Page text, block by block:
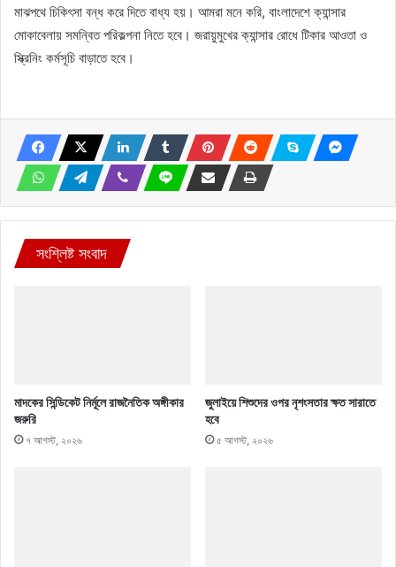
মাঝপথে চিকিৎসা বন্ধ করে দিতে বাধ্য হয়। আমরা মনে করি, বাংলাদেশে ক্যান্সার
মোকাবেলায় সমন্বিত পরিকল্পনা নিতে হবে। জরায়ুমুখের ক্যান্সার রোধে টিকার আওতা ও
স্ক্রিনিং কর্মসূচি বাড়াতে হবে।
সংশ্লিষ্ট সংবাদ
মাদকের সিন্ডিকেট নির্মূলে রাজনৈতিক অঙ্গীকার
জরুরি
৭ আগস্ট, ২০২৬
জুলাইয়ে শিশুদের ওপর নৃশংসতার ক্ষত সারাতে
হবে
৫ আগস্ট, ২০২৬